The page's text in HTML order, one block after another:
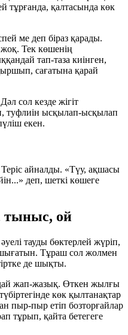
тұрғанда, қалтасында көк
ме деп біраз қарады.
Тек көшенің
тап-таза киінген,
сағатына қарай
сол кезде жігіт
туфлиін ысқылап-ысқылап
екен.
айналды. «Түу, ақшасы
деп, шеткі көшеге
тыныс, ой
тауды бөктерлей жүріп,
шығатын. Тұраш сол жолмен
де шықты.
жап-жазық. Өткен жылғы
көк қылтанақтар
пыр-пыр етіп бозторғайлар
тұрып, қайта бетегеге